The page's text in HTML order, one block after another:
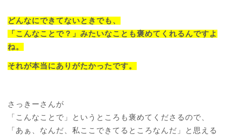
どんなにできてないときでも、
「こんなことで？」みたいなことも褒めてくれるんですよ
ね。
それが本当にありがたかったです。
さっきーさんが
「こんなことで」というところも褒めてくださるので、
「あぁ、なんだ、私ここできてるところなんだ」と思える